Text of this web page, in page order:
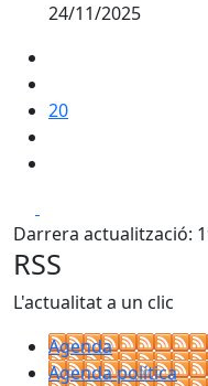
24/11/2025
20
Darrera actualització:
RSS
L'actualitat a un clic
Agenda
Agenda política